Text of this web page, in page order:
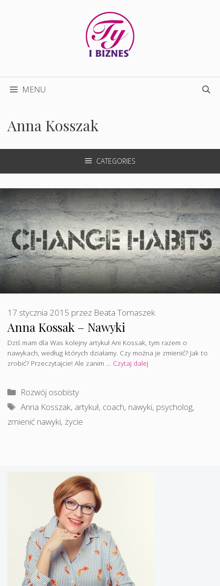
MENU
Anna Kosszak
CATEGORIES
Anna Kossak – Nawyki
17 stycznia 2015 przez Beata Tomaszek
Dziś mam dla Was kolejny artykuł Ani Kossak, tym razem o
nawykach, według których działamy. Czy można je zmienić? Jak to
zrobić? Przeczytajcie! Ale zanim … Czytaj dalej
Kategorie
Rozwój osobisty
Tagi
Anna Kosszak, artykuł, coach, nawyki, psycholog,
zmienić nawyki, życie